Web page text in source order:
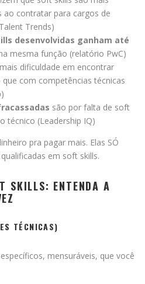
ao contratar para cargos de
Trends)
desenvolvidas ganham até
mesma função (relatório PwC)
dificuldade em encontrar
com competências técnicas
são por falta de soft
técnico (Leadership IQ)
pra pagar mais. Elas SÓ
em soft skills.
SKILLS: ENTENDA A
TÉCNICAS)
mensuráveis, que você